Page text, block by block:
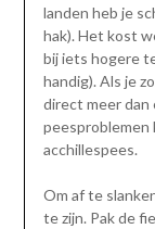
landen heb je
hak). Het kost
bij iets hogere
handig). Als je
direct meer dan
peesproblemen
acchillespees.
Om af te
te zijn. Pak de